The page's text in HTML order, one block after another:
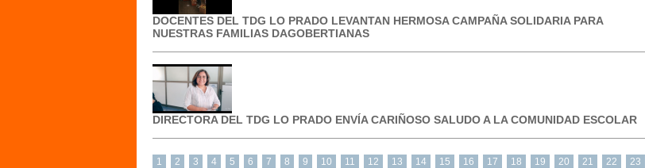
DOCENTES DEL TDG LO PRADO LEVANTAN HERMOSA CAMPAÑA SOLIDARIA PARA
NUESTRAS FAMILIAS DAGOBERTIANAS
DIRECTORA DEL TDG LO PRADO ENVÍA CARIÑOSO SALUDO A LA COMUNIDAD ESCOLAR
1 2 3 4 5 6 7 8 9 10 11 12 13 14 15 16 17 18 19 20 21 22
23